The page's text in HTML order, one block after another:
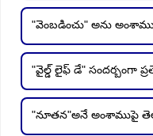
"వెంబడించు" అను
"వైల్డ్ లైఫ్ డే" సందర్బంగా
"నూతన"అనే అంశాముపై